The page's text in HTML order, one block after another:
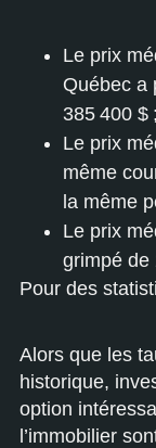
Le prix
Québec a
385 400 $ ;
Le prix
même
la même
Le prix
grimpé de
Pour des
Alors que les
historique,
option
l’immobilier